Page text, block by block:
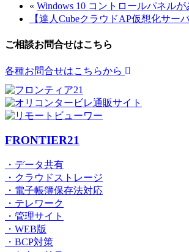
« Windows 10 コントロールパネル
【達人CubeクラウドAP仮想化サー
ご相談お問合せはこちら
各種お問合せはこちらから
FRONTIER21
・データ共有
・クラウドストレージ
・電子帳簿保存法対応
・テレワーク
・管理サイト
・WEB版
・BCP対策